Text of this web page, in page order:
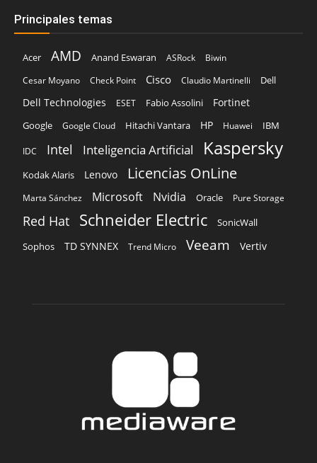
Principales temas
Acer AMD Anand Eswaran ASRock
Biwin
Cesar Moyano
Check Point Cisco Claudio Martinelli Dell
Dell Technologies ESET Fabio Assolini Fortinet
Google Google Cloud Hitachi Vantara HP Huawei IBM
IDC Intel Inteligencia Artificial Kaspersky
Kodak Alaris Lenovo Licencias OnLine
Marta Sánchez Microsoft Nvidia Oracle Pure Storage
Red Hat Schneider Electric SonicWall
Sophos TD SYNNEX Trend Micro Veeam Vertiv